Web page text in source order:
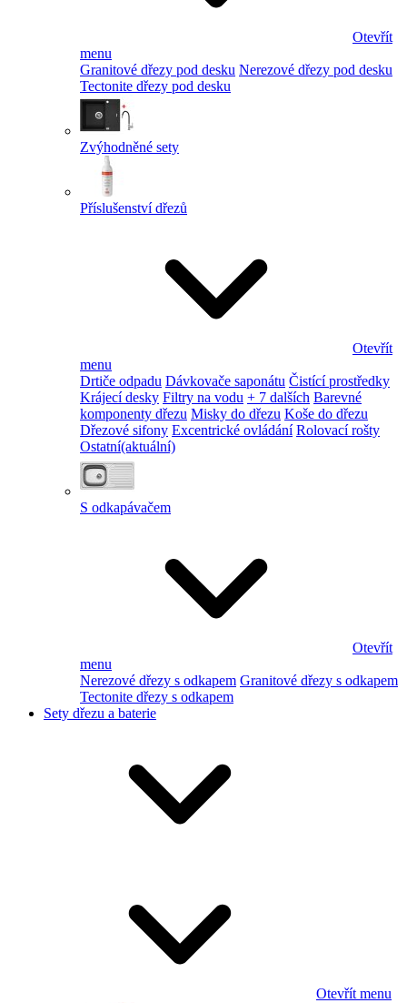
Otevřít
menu
Granitové dřezy pod desku Nerezové dřezy pod desku
Tectonite dřezy pod desku
Zvýhodněné sety
Příslušenství dřezů
Otevřít
menu
Drtiče odpadu Dávkovače saponátu Čistící prostředky
Krájecí desky Filtry na vodu + 7 dalších Barevné
komponenty dřezu Misky do dřezu Koše do dřezu
Dřezové sifony Excentrické ovládání Rolovací rošty
Ostatní(aktuální)
S odkapávačem
Otevřít
menu
Nerezové dřezy s odkapem Granitové dřezy s odkapem
Tectonite dřezy s odkapem
Sety dřezu a baterie
Otevřít menu